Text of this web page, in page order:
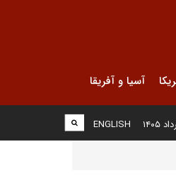
آسیا و آفریقا
ENGLISH